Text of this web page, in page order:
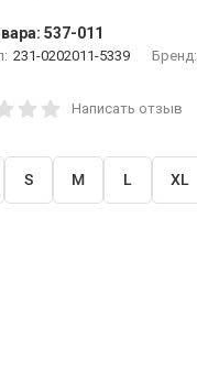
537-011
231-0202011-5339 Бренд:
Написать отзыв
S M L XL